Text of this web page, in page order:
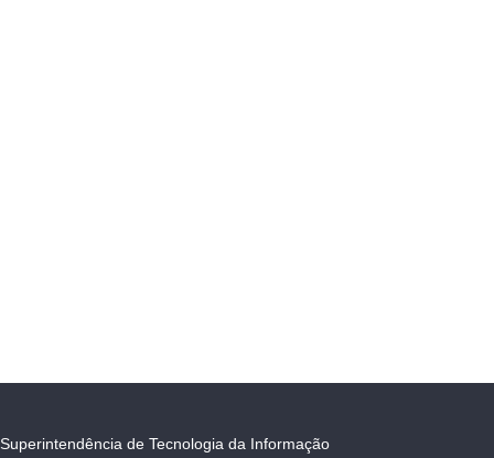
Superintendência de Tecnologia da Informação